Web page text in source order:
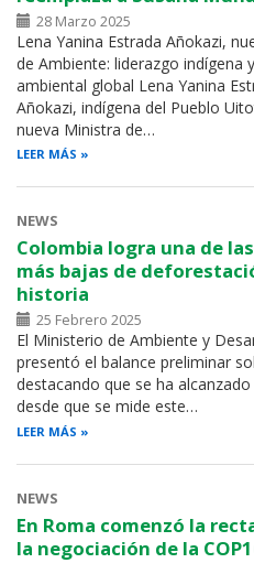
28 Marzo 2025
Lena Yanina Estrada Añokazi,
de Ambiente: liderazgo indígena
ambiental global Lena Yanina
Añokazi, indígena del Pueblo
nueva Ministra de…
LEER MÁS
NEWS
Colombia logra una de
más bajas de
historia
25 Febrero 2025
El Ministerio de Ambiente y
presentó el balance preliminar
destacando que se ha
desde que se mide este…
LEER MÁS
NEWS
En Roma comenzó la
la negociación de la